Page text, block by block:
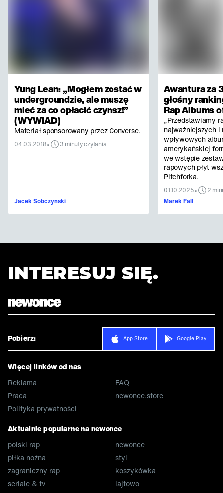
Yung Lean: „Mogłem zostać w
undergroundzie, ale muszę
mieć za co opłacić czynsz!”
(WYWIAD)
Materiał sponsorowany przez Converse.
04.03.2018• 3 minuty czytania
Jacek Sobczyński
Awantura za
głośny
Rap Albums
„Przedstawiamy
najważniejszych i
wpływowych
amerykańskiej
we wstępie
rapowych płyt
Pitchforka.
01.10.2025•
2
Marek Fall
INTERESUJ SIĘ.
Pobierz: App Store Google Play
Więcej linków od nas
Reklama
Praca
Polityka prywatności
FAQ
newonce.store
Aktualnie popularne na newonce
polski rap
piłka nożna
zagraniczny rap
seriale & tv
newonce
styl
koszykówka
lajtowo